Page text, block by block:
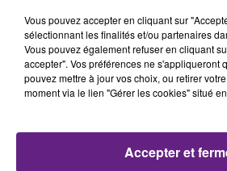
d’un trafic de drogue.
Publié : 27 juillet 2021 à 6h30 par
Vous pouvez accepter en cliquant sur
sélectionnant les finalités et/ou partenaires
Vous pouvez également refuser en cliquant
accepter". Vos préférences ne s'appliqueront
pouvez mettre à jour vos choix, ou retirer
moment via le lien "Gérer les cookies" situé
Accepter et